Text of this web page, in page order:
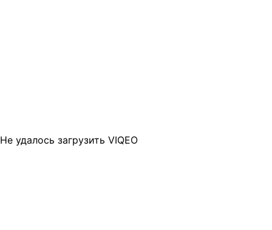
Не удалось загрузить VIQEO